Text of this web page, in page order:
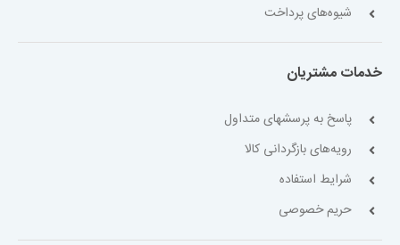
شیوه‌های پرداخت
خدمات مشتریان
پاسخ به پرسشهای متداول
رویه‌های بازگردانی کالا
شرایط استفاده
حریم خصوصی